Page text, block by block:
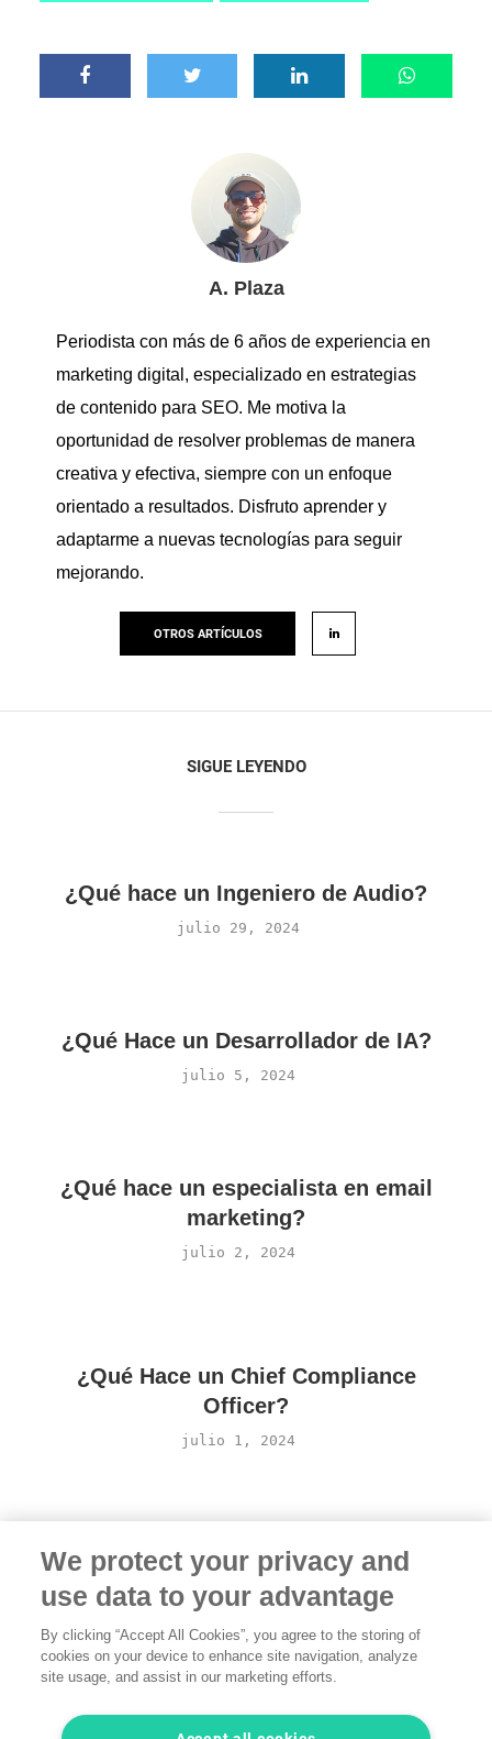
A. Plaza
Periodista con más de 6 años de experiencia en
marketing digital, especializado en estrategias
de contenido para SEO. Me motiva la
oportunidad de resolver problemas de manera
creativa y efectiva, siempre con un enfoque
orientado a resultados. Disfruto aprender y
adaptarme a nuevas tecnologías para seguir
mejorando.
OTROS ARTÍCULOS
SIGUE LEYENDO
¿Qué hace un Ingeniero de Audio?
julio 29, 2024
¿Qué Hace un Desarrollador de IA?
julio 5, 2024
¿Qué hace un especialista en email
marketing?
julio 2, 2024
¿Qué Hace un Chief Compliance
Officer?
julio 1, 2024
Términos·Privacidad ·Aviso legal·Contacta con
nosotros
© 2026 freelancermap GmbH
We protect your privacy and
use data to your advantage
By clicking “Accept All Cookies”, you agree to the storing of
cookies on your device to enhance site navigation, analyze
site usage, and assist in our marketing efforts.